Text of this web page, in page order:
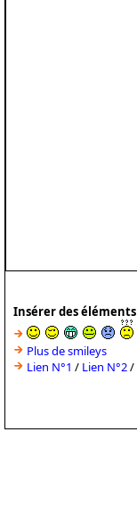
Insérer des éléments
Plus de smileys
Lien N°1 / Lien N°2/